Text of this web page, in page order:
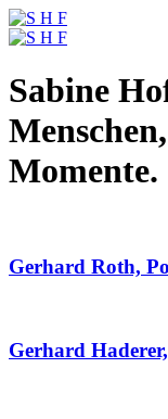
Sabine
Momente.
Gerhard Roth,
Gerhard